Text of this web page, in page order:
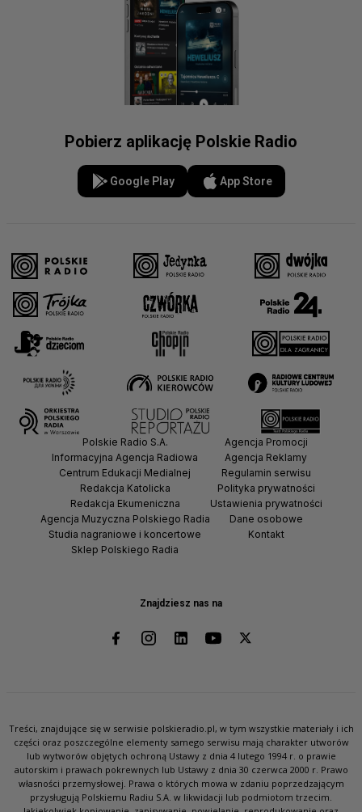
Pobierz aplikację Polskie Radio
Google Play App Store
Znajdziesz nas na
Polskie Radio S.A.
Informacyjna Agencja Radiowa
Centrum Edukacji Medialnej
Redakcja Katolicka
Redakcja Ekumeniczna
Agencja Muzyczna Polskiego Radia
Studia nagraniowe i koncertowe
Sklep Polskiego Radia
Agencja Promocji
Agencja Reklamy
Regulamin serwisu
Polityka prywatności
Ustawienia prywatności
Dane osobowe
Kontakt
Treści, znajdujące się w serwisie polskieradio.pl, w tym wszystkie materiały i ich
części oraz poszczególne elementy samego serwisu mają charakter utworów
lub wytworów objętych ochroną Ustawy z dnia 4 lutego 1994 r. o prawie
autorskim i prawach pokrewnych lub Ustawy z dnia 30 czerwca 2000 r. Prawo
własności przemysłowej. Prawa o których mowa w zdaniu poprzedzającym
przysługują Polskiemu Radiu S.A. w likwidacji lub podmiotom trzecim.